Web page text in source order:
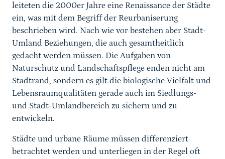
leiteten die 2000er Jahre eine Renaissance der Städte
ein, was mit dem Begriff der Reurbaniserung
beschrieben wird. Nach wie vor bestehen aber Stadt-
Umland Beziehungen, die auch gesamtheitlich
gedacht werden müssen. Die Aufgaben von
Naturschutz und Landschaftspflege enden nicht am
Stadtrand, sondern es gilt die biologische Vielfalt und
Lebensraumqualitäten gerade auch im Siedlungs-
und Stadt-Umlandbereich zu sichern und zu
entwickeln.
Städte und urbane Räume müssen differenziert
betrachtet werden und unterliegen in der Regel oft